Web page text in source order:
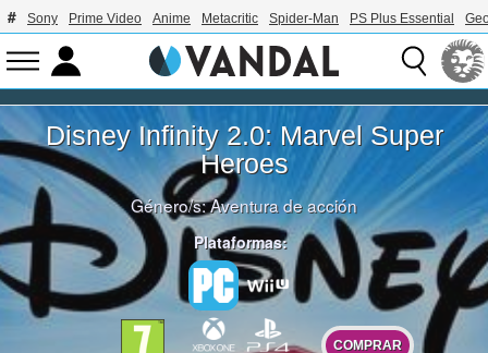
Sony Prime Video Anime Metacritic Spider-Man PS Plus Essential
Disney Infinity 2.0: Marvel Super
Heroes
Género/s:Aventura de acción
Plataformas:
COMPRAR